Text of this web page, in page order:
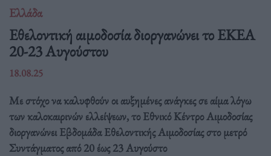
Ελλάδα
Eθελοντική αιμοδοσία διοργανώνει το ΕΚΕΑ
20-23 Αυγούστου
18.08.25
Με στόχο να καλυφθούν οι αυξημένες ανάγκες σε αίμα λόγω
των καλοκαιρινών ελλείψεων, το Εθνικό Κέντρο Αιμοδοσίας
διοργανώνει Εβδομάδα Εθελοντικής Αιμοδοσίας στο μετρό
Συντάγματος από 20 έως 23 Αυγούστο